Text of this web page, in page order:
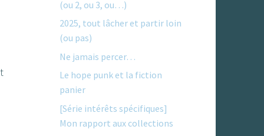
(ou 2, ou 3, ou…)
2025, tout lâcher et partir loin
(ou pas)
Ne jamais percer…
Le hope punk et la fiction
panier
[Série intérêts spécifiques]
Mon rapport aux collections